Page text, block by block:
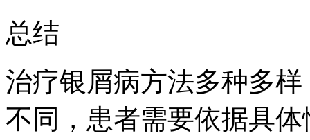
总结
治疗银屑病方法多种多
不同，患者需要依据具